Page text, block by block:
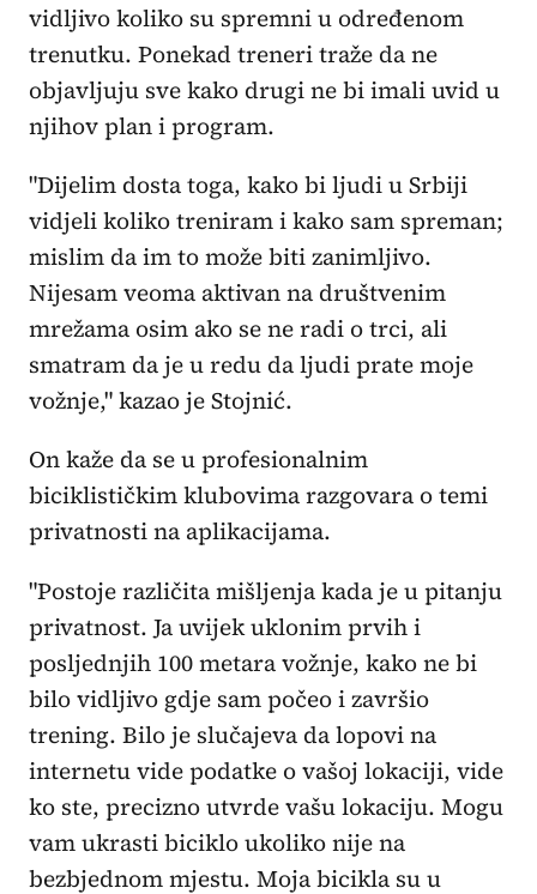
vidljivo koliko su spremni u određenom
trenutku. Ponekad treneri traže da ne
objavljuju sve kako drugi ne bi imali uvid u
njihov plan i program.
"Dijelim dosta toga, kako bi ljudi u Srbiji
vidjeli koliko treniram i kako sam spreman;
mislim da im to može biti zanimljivo.
Nijesam veoma aktivan na društvenim
mrežama osim ako se ne radi o trci, ali
smatram da je u redu da ljudi prate moje
vožnje," kazao je Stojnić.
On kaže da se u profesionalnim
biciklističkim klubovima razgovara o temi
privatnosti na aplikacijama.
"Postoje različita mišljenja kada je u pitanju
privatnost. Ja uvijek uklonim prvih i
posljednjih 100 metara vožnje, kako ne bi
bilo vidljivo gdje sam počeo i završio
trening. Bilo je slučajeva da lopovi na
internetu vide podatke o vašoj lokaciji, vide
ko ste, precizno utvrde vašu lokaciju. Mogu
vam ukrasti biciklo ukoliko nije na
bezbjednom mjestu. Moja bicikla su u